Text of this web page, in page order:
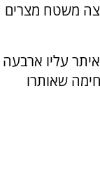
משטח מצרים
עליו ארבעה
שאותרו